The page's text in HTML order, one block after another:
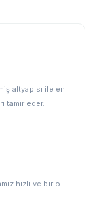
altyapısı ile en
tamir eder.
hızlı ve bir o